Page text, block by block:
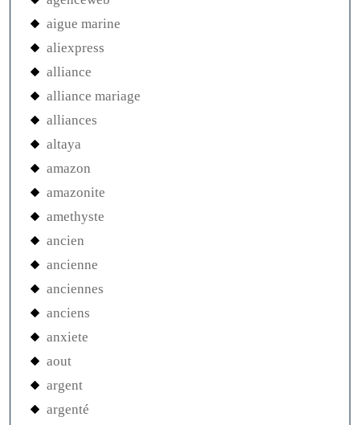
aigue marine
aliexpress
alliance
alliance mariage
alliances
altaya
amazon
amazonite
amethyste
ancien
ancienne
anciennes
anciens
anxiete
aout
argent
argenté